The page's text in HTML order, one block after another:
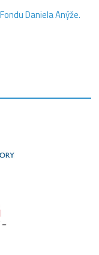
Daniela Anýže.